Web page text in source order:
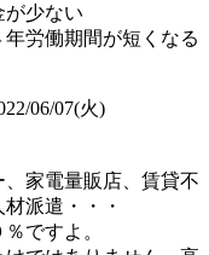
が少ない
労働期間が短くなる
06/07(火)
家電量販店、賃貸不
派遣・・・
ですよ。